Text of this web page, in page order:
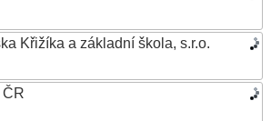
Křižíka a základní škola, s.r.o.
ČR